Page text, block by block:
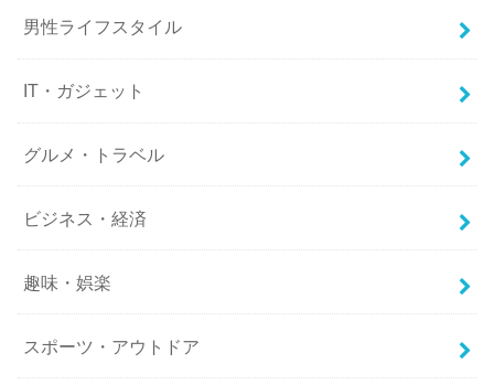
男性ライフスタイル
IT・ガジェット
グルメ・トラベル
ビジネス・経済
趣味・娯楽
スポーツ・アウトドア